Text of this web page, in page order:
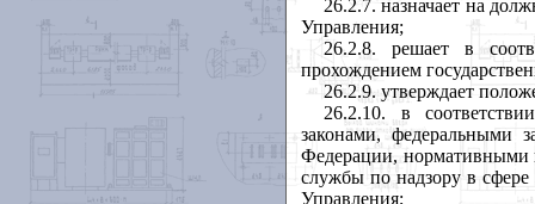
26.2.7. назначает на
Управления;
26.2.8. решает в
прохождением
26.2.9. утверждает
26.2.10. в
законами, федеральными
Федерации, нормативными
службы по надзору в
Управления;